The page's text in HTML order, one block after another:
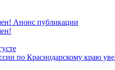
Анонс публикации
по Краснодарскому краю